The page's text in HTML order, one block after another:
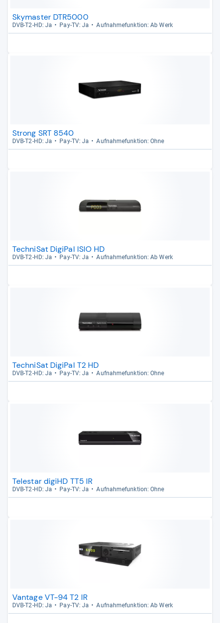
Skymaster DTR5000
DVB-​T2-​HD: Ja Pay-​TV: Ja Auf­nah­me­funk­tion: Ab Werk
Strong SRT 8540
DVB-​T2-​HD: Ja Pay-​TV: Ja Auf­nah­me­funk­tion: Ohne
TechniSat DigiPal ISIO HD
DVB-​T2-​HD: Ja Pay-​TV: Ja Auf­nah­me­funk­tion: Ab Werk
TechniSat DigiPal T2 HD
DVB-​T2-​HD: Ja Pay-​TV: Ja Auf­nah­me­funk­tion: Ohne
Telestar digiHD TT5 IR
DVB-​T2-​HD: Ja Pay-​TV: Ja Auf­nah­me­funk­tion: Ohne
Vantage VT-94 T2 IR
DVB-​T2-​HD: Ja Pay-​TV: Ja Auf­nah­me­funk­tion: Ab Werk